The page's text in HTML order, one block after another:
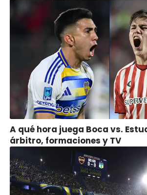
A qué hora juega Boca vs.
árbitro, formaciones y TV